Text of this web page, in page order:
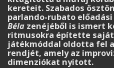
kereteit. Szabados
parlando-rubato
Béla zenéjéből is ismert
ritmusokra építette saját
játékmóddal oldotta fel
rendjét, amely az
dimenziókat nyitott.